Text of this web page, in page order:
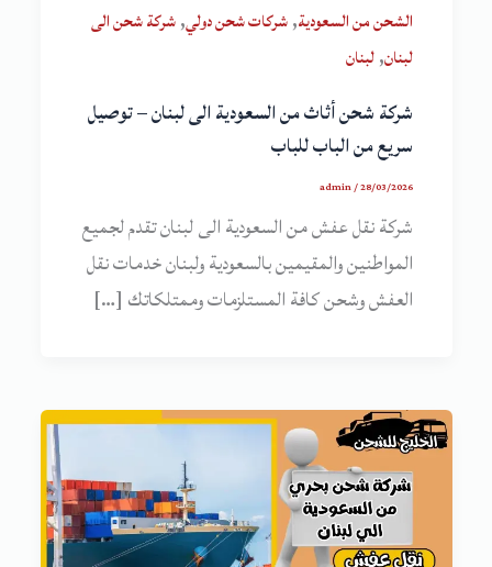
الشحن من السعودية,شركات شحن دولي,شركة شحن الى
لبنان,لبنان
شركة شحن أثاث من السعودية الى لبنان – توصيل
سريع من الباب للباب
admin/28/03/2026
شركة نقل عفش من السعودية الى لبنان تقدم لجميع
المواطنين والمقيمين بالسعودية ولبنان خدمات نقل
العفش وشحن كافة المستلزمات وممتلكاتك […]